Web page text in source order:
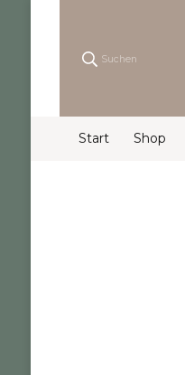
Suchen
Start Shop